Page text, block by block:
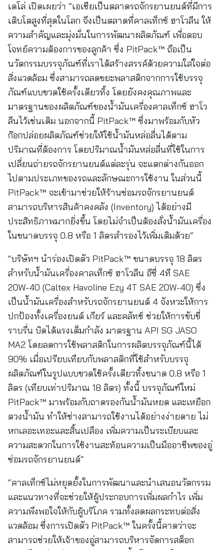
เดโล่ เปิดเผยว่า “เอเชียเป็นตลาดรถจักรยานยนต์ที่มีการ
เติบโตสูงที่สุดในโลก จึงเป็นตลาดที่คาลเท็กซ์ ฮาโวลีน ให้
ความสำคัญและมุ่งมั่นในการพัฒนาผลิตภัณฑ์ เพื่อตอบ
โจทย์ความต้องการของลูกค้า ซึ่ง PitPack™ ถือเป็น
นวัตกรรมบรรจุภัณฑ์ที่เราได้สร้างสรรค์ด้วยความใส่ใจต่อ
สิ่งแวดล้อม ซึ่งสามารถลดขยะพลาสติกจากการใช้บรรจุ
ภัณฑ์แบบขวดใช้ครั้งเดียวทิ้ง โดยยังคงคุณภาพและ
มาตรฐานของผลิตภัณฑ์ของน้ำมันเครื่องคาลเท็กซ์ ฮาโว
ลีนไว้เช่นเดิม นอกจากนี้ PitPack™ ซึ่งมาพร้อมกับหัว
ก๊อกปล่อยผลิตภัณฑ์ช่วยให้ใช้น้ำมันหล่อลื่นได้ตาม
ปริมาณที่ต้องการ โดยปริมาณน้ำมันหล่อลื่นที่ใช้ในการ
เปลี่ยนถ่ายรถจักรยานยนต์แต่ละรุ่น จะแตกต่างกันออก
ไปตามประเภทของรถและลักษณะการใช้งาน ในส่วนนี้
PitPack™ จะเข้ามาช่วยให้ร้านซ่อมรถจักรยานยนต์
สามารถบริหารสินค้าคงคลัง (Inventory) ได้อย่างมี
ประสิทธิภาพมากยิ่งขึ้น โดยไม่จำเป็นต้องสั่งน้ำมันเครื่อง
ในขนาดบรรจุ 0.8 หรือ 1 ลิตรสำรองไว้เพิ่มเติมด้วย”
“บริษัทฯ นำร่องเปิดตัว PitPack™ ขนาดบรรจุ 18 ลิตร
สำหรับน้ำมันเครื่องคาลเท็กซ์ ฮาโวลีน อีซี่ 4ที SAE
20W-40 (Caltex Havoline Ezy 4T SAE 20W-40) ซึ่ง
เป็นน้ำมันเครื่องสำหรับรถจักรยานยนต์ 4 จังหวะให้การ
ปกป้องทั้งเครื่องยนต์ เกียร์ และคลัทช์ ช่วยให้การขับขี่
ราบรื่น บิดได้แรงเต็มกำลัง มาตรฐาน API SG JASO
MA2 โดยลดการใช้พลาสติกในการผลิตบรรจุภัณฑ์นี้ได้
90% เมื่อเปรียบเทียบกับพลาสติกที่ใช้สำหรับบรรจุ
ผลิตภัณฑ์ในรูปแบบขวดใช้ครั้งเดียวทิ้งขนาด 0.8 หรือ 1
ลิตร (เทียบเท่าปริมาณ 18 ลิตร) ทั้งนี้ บรรจุภัณฑ์ใหม่
PitPack™ มาพร้อมกับถาดรองกันน้ำมันหยด และเหยือก
ตวงน้ำมัน ทำให้ช่างสามารถใช้งานได้อย่างง่ายดาย ไม่
หกเลอะเทอะและสิ้นเปลือง เพิ่มความเป็นระเบียบและ
ความสะดวกในการใช้งานสะท้อนความเป็นมืออาชีพของอู่
ซ่อมรถจักรยานยนต์”
“คาลเท็กซ์ไม่หยุดยั้งในการพัฒนาและนำเสนอนวัตกรรม
และแนวทางที่จะช่วยให้ผู้ประกอบการเพิ่มผลกำไร เพิ่ม
ความพึงพอใจให้กับผู้บริโภค รวมทั้งลดผลกระทบต่อสิ่ง
แวดล้อม ซึ่งการเปิดตัว PitPack™ ในครั้งนี้คาดว่าจะ
สามารถช่วยให้เจ้าของอู่สามารถบริหารจัดการสต็อก